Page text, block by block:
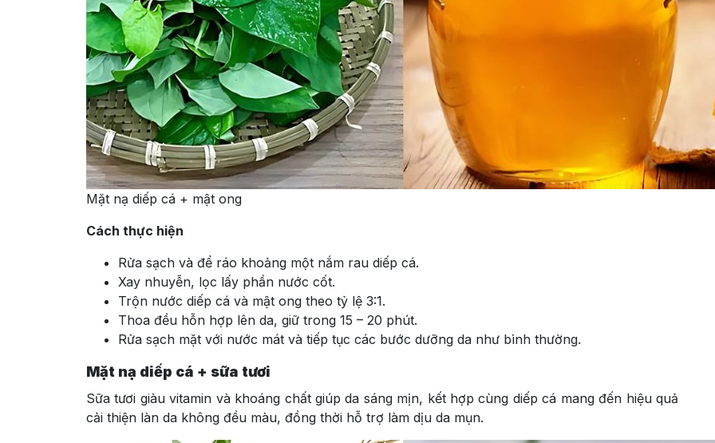
Mặt nạ diếp cá + mật ong
Cách thực hiện
Rửa sạch và để ráo khoảng một nắm rau diếp cá.
Xay nhuyễn, lọc lấy phần nước cốt.
Trộn nước diếp cá và mật ong theo tỷ lệ 3:1.
Thoa đều hỗn hợp lên da, giữ trong 15 – 20 phút.
Rửa sạch mặt với nước mát và tiếp tục các bước dưỡng da như bình thường.
Mặt nạ diếp cá + sữa tươi
Sữa tươi giàu vitamin và khoáng chất giúp da sáng mịn, kết hợp cùng diếp cá mang đến hiệu quả
cải thiện làn da không đều màu, đồng thời hỗ trợ làm dịu da mụn.